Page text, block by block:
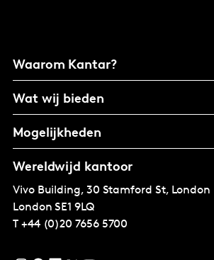
Waarom Kantar?
Wat wij bieden
Mogelijkheden
Wereldwijd kantoor
Vivo Building, 30 Stamford St, London
London SE1 9LQ
T +44 (0)20 7656 5700